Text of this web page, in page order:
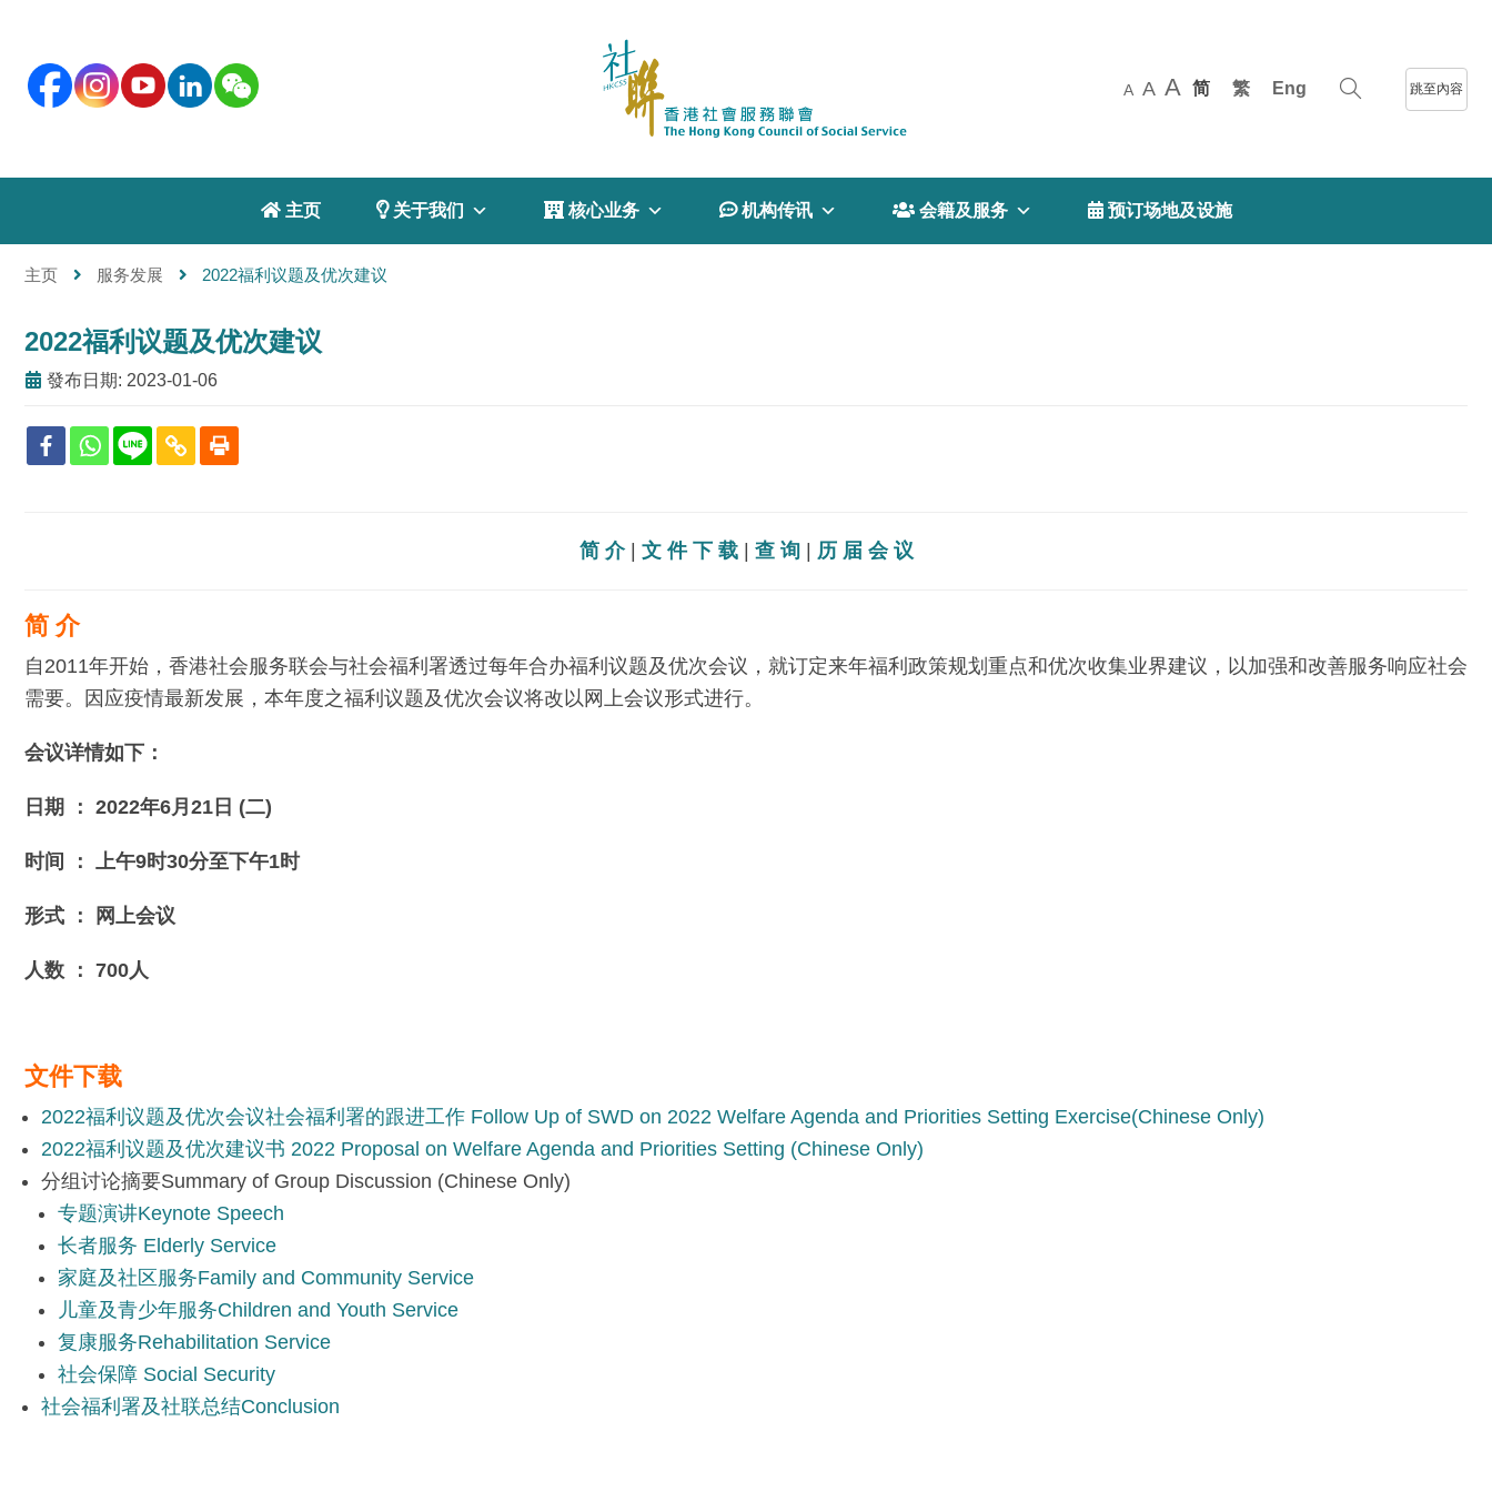
A A A 简 繁 Eng 跳至內容
 主页  关于我们  核心业务  机构传讯  会籍及服务  预订场地及设施
主页 服务发展 2022福利议题及优次建议
2022福利议题及优次建议
發布日期: 2023-01-06
简 介| 文 件 下 载| 查 询 历 届 会 议
简 介
自2011年开始，香港社会服务联会与社会福利署透过每年合办福利议题及优次会议，就订定来年福利政策规划重点和优次收集业界建议，以加强和改善服务响应社会
需要。因应疫情最新发展，本年度之福利议题及优次会议将改以网上会议形式进行。
会议详情如下：
日期 ： 2022年6月21日 (二)
时间 ： 上午9时30分至下午1时
形式 ： 网上会议
人数 ： 700人
文件下载
2022福利议题及优次会议社会福利署的跟进工作 Follow Up of SWD on 2022 Welfare Agenda and Priorities Setting Exercise(Chinese Only)
2022福利议题及优次建议书 2022 Proposal on Welfare Agenda and Priorities Setting (Chinese Only)
分组讨论摘要Summary of Group Discussion (Chinese Only)
专题演讲Keynote Speech
长者服务 Elderly Service
家庭及社区服务Family and Community Service
儿童及青少年服务Children and Youth Service
复康服务Rehabilitation Service
社会保障 Social Security
社会福利署及社联总结Conclusion